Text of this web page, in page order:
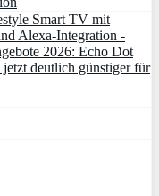
Smart TV mit
Alexa‑Integration -
2026: Echo Dot
deutlich günstiger für